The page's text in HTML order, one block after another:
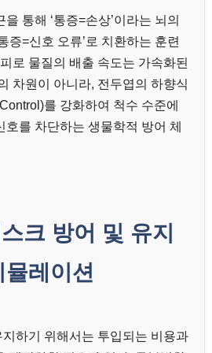
통해 ‘통증=손상’이라는 뇌의
증=신호 오류’로 치환하는 훈련
로 물질의 배출 속도는 가속화된
차원이 아니라, 전두엽의 하향식
를 강화하여 척수 수준에
를 차단하는 생물학적 방어 체
크 방어 및 유지
레이션
하기 위해서는 투입되는 비용과